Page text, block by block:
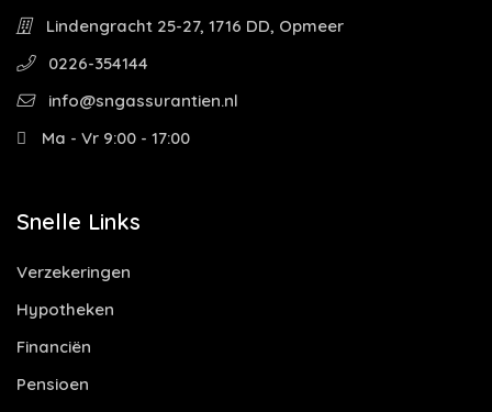
Lindengracht 25-27, 1716 DD, Opmeer
0226-354144
info@sngassurantien.nl
Ma - Vr 9:00 - 17:00
Snelle Links
Verzekeringen
Hypotheken
Financiën
Pensioen